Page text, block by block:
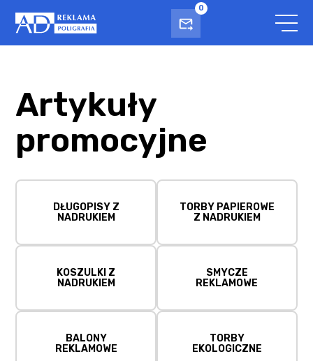
0
Artykuły
promocyjne
DŁUGOPISY Z
NADRUKIEM
TORBY PAPIEROWE
Z NADRUKIEM
KOSZULKI Z
NADRUKIEM
SMYCZE
REKLAMOWE
BALONY
REKLAMOWE
TORBY
EKOLOGICZNE